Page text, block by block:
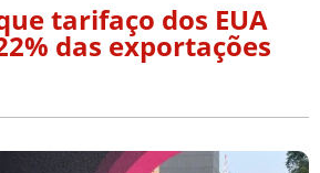
tarifaço dos EUA
das exportações